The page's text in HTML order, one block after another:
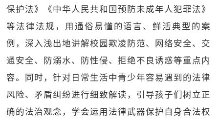
保护法》《中华人民共和国预防未成年人犯罪法》
等法律法规，用通俗易懂的语言、鲜活典型的案
例，深入浅出地讲解校园欺凌防范、网络安全、交
通安全、防溺水、防性侵、拒绝不良诱惑等重点内
容。同时，针对日常生活中青少年容易遇到的法律
风险、矛盾纠纷进行细致解读，引导孩子们树立正
确的法治观念，学会运用法律武器保护自身合法权